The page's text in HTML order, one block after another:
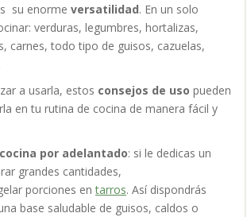
su enorme versatilidad. En un solo
verduras, legumbres, hortalizas,
carnes, todo tipo de guisos, cazuelas,
a usarla, estos consejos de uso pueden
en tu rutina de cocina de manera fácil y
por adelantado: si le dedicas un
grandes cantidades,
porciones entarros. Así dispondrás
base saludable de guisos, caldos o